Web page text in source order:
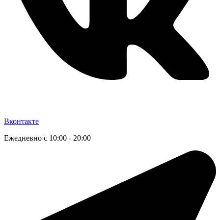
Вконтакте
Ежедневно с 10:00 - 20:00